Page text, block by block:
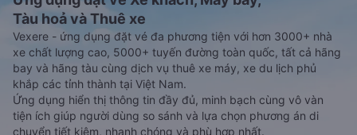
Tàu hoả và Thuê xe
Vexere - ứng dụng đặt vé đa phương tiện với hơn 3000+ nhà
xe chất lượng cao, 5000+ tuyến đường toàn quốc, tất cả hãng
bay và hãng tàu cùng dịch vụ thuê xe máy, xe du lịch phủ
khắp các tỉnh thành tại Việt Nam.
Ứng dụng hiển thị thông tin đầy đủ, minh bạch cùng vô vàn
tiện ích giúp người dùng so sánh và lựa chọn phương án di
chuyển tiết kiệm, nhanh chóng và phù hợp nhất.